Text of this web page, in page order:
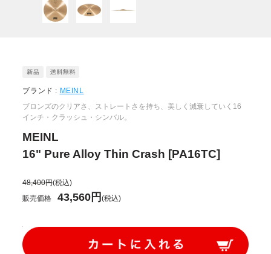
ブランド : MEINL
ブロンズのクリアさ、ストレートさを持ち、美しく減衰していく16
インチ・クラッシュ・シンバル。
MEINL
16" Pure Alloy Thin Crash [PA16TC]
48,400円(税込)
販売価格
43,560円(税込)